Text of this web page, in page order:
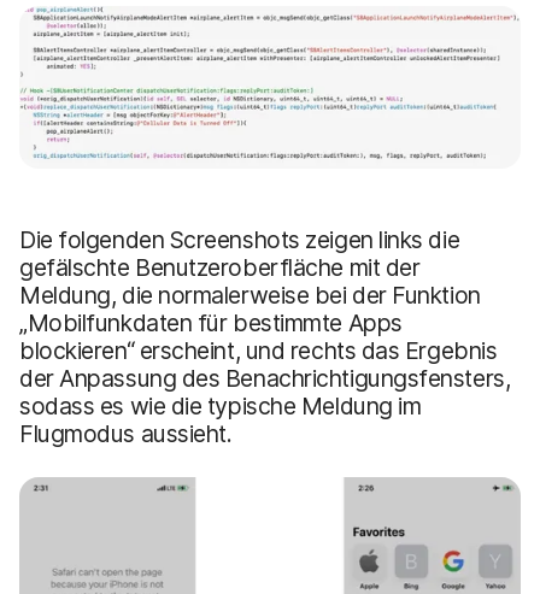
Die folgenden Screenshots zeigen links die
gefälschte Benutzeroberfläche mit der
Meldung, die normalerweise bei der Funktion
„Mobilfunkdaten für bestimmte Apps
blockieren“ erscheint, und rechts das Ergebnis
der Anpassung des Benachrichtigungsfensters,
sodass es wie die typische Meldung im
Flugmodus aussieht.